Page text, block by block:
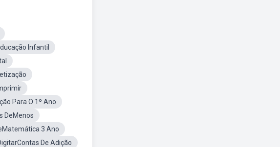
Infantil
Para O 1º Ano
DeMenos
3 Ano
De Adição